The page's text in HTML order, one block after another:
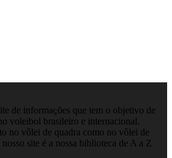
de informações que tem o objetivo de
voleibol brasileiro e internacional.
no vôlei de quadra como no vôlei de
site é a nossa biblioteca de A a Z